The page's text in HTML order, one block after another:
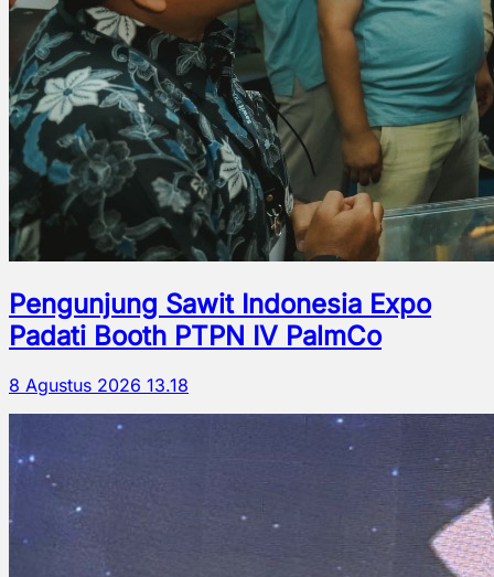
Pengunjung Sawit Indonesia Expo
Padati Booth PTPN IV PalmCo
8 Agustus 2026 13.18